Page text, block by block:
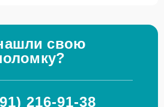
свою
216-91-38